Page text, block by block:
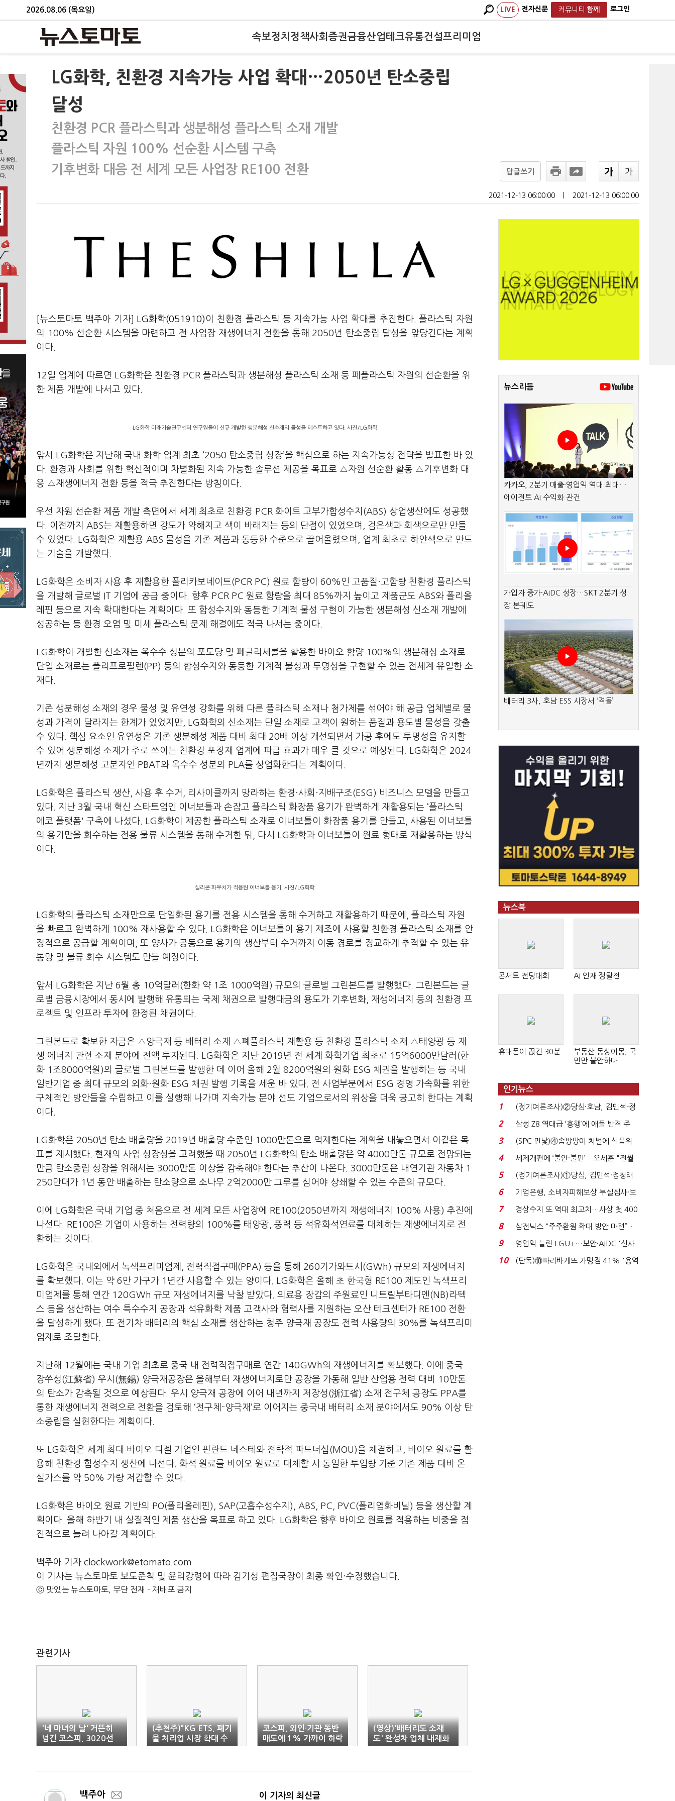
2026.08.06 (목요일) LIVE 전자신문 커뮤니티 함께 로그인
속보정치 정책사회 증권금융산업테크유통건설프리미엄
LG화학, 친환경 지속가능 사업 확대…2050년 탄소중립
달성
친환경 PCR 플라스틱과 생분해성 플라스틱 소재 개발
플라스틱 자원 100% 선순환 시스템 구축
기후변화 대응 전 세계 모든 사업장 RE100 전환
답글쓰기
2021-12-13 06:00:00 2021-12-13 06:00:00
[뉴스토마토 백주아 기자] LG화학(051910)이 친환경 플라스틱 등 지속가능 사업 확대를 추진한다. 플라스틱 자원
의 100% 선순환 시스템을 마련하고 전 사업장 재생에너지 전환을 통해 2050년 탄소중립 달성을 앞당긴다는 계획
이다.
12일 업계에 따르면 LG화학은 친환경 PCR 플라스틱과 생분해성 플라스틱 소재 등 폐플라스틱 자원의 선순환을 위
한 제품 개발에 나서고 있다.
LG화학 미래기술연구센터 연구원들이 신규 개발한 생분해성 신소재의 물성을 테스트하고 있다. 사진/LG화학
앞서 LG화학은 지난해 국내 화학 업계 최초 ‘2050 탄소중립 성장’을 핵심으로 하는 지속가능성 전략을 발표한 바 있
다. 환경과 사회를 위한 혁신적이며 차별화된 지속 가능한 솔루션 제공을 목표로 △자원 선순환 활동 △기후변화 대
응 △재생에너지 전환 등을 적극 추진한다는 방침이다.
우선 자원 선순환 제품 개발 측면에서 세계 최초로 친환경 PCR 화이트 고부가합성수지(ABS) 상업생산에도 성공했
다. 이전까지 ABS는 재활용하면 강도가 약해지고 색이 바래지는 등의 단점이 있었으며, 검은색과 회색으로만 만들
수 있었다. LG화학은 재활용 ABS 물성을 기존 제품과 동등한 수준으로 끌어올렸으며, 업계 최초로 하얀색으로 만드
는 기술을 개발했다.
LG화학은 소비자 사용 후 재활용한 폴리카보네이트(PCR PC) 원료 함량이 60%인 고품질·고함량 친환경 플라스틱
을 개발해 글로벌 IT 기업에 공급 중이다. 향후 PCR PC 원료 함량을 최대 85%까지 높이고 제품군도 ABS와 폴리올
레핀 등으로 지속 확대한다는 계획이다. 또 합성수지와 동등한 기계적 물성 구현이 가능한 생분해성 신소재 개발에
성공하는 등 환경 오염 및 미세 플라스틱 문제 해결에도 적극 나서는 중이다.
LG화학이 개발한 신소재는 옥수수 성분의 포도당 및 폐글리세롤을 활용한 바이오 함량 100%의 생분해성 소재로
단일 소재로는 폴리프로필렌(PP) 등의 합성수지와 동등한 기계적 물성과 투명성을 구현할 수 있는 전세계 유일한 소
재다.
기존 생분해성 소재의 경우 물성 및 유연성 강화를 위해 다른 플라스틱 소재나 첨가제를 섞어야 해 공급 업체별로 물
성과 가격이 달라지는 한계가 있었지만, LG화학의 신소재는 단일 소재로 고객이 원하는 품질과 용도별 물성을 갖출
수 있다. 핵심 요소인 유연성은 기존 생분해성 제품 대비 최대 20배 이상 개선되면서 가공 후에도 투명성을 유지할
수 있어 생분해성 소재가 주로 쓰이는 친환경 포장재 업계에 파급 효과가 매우 클 것으로 예상된다. LG화학은 2024
년까지 생분해성 고분자인 PBAT와 옥수수 성분의 PLA를 상업화한다는 계획이다.
LG화학은 플라스틱 생산, 사용 후 수거, 리사이클까지 망라하는 환경·사회·지배구조(ESG) 비즈니스 모델을 만들고
있다. 지난 3월 국내 혁신 스타트업인 이너보틀과 손잡고 플라스틱 화장품 용기가 완벽하게 재활용되는 ‘플라스틱
에코 플랫폼' 구축에 나섰다. LG화학이 제공한 플라스틱 소재로 이너보틀이 화장품 용기를 만들고, 사용된 이너보틀
의 용기만을 회수하는 전용 물류 시스템을 통해 수거한 뒤, 다시 LG화학과 이너보틀이 원료 형태로 재활용하는 방식
이다.
실리콘 파우치가 적용된 이너보틀 용기. 사진/LG화학
LG화학의 플라스틱 소재만으로 단일화된 용기를 전용 시스템을 통해 수거하고 재활용하기 때문에, 플라스틱 자원
을 빠르고 완벽하게 100% 재사용할 수 있다. LG화학은 이너보틀이 용기 제조에 사용할 친환경 플라스틱 소재를 안
정적으로 공급할 계획이며, 또 양사가 공동으로 용기의 생산부터 수거까지 이동 경로를 정교하게 추적할 수 있는 유
통망 및 물류 회수 시스템도 만들 예정이다.
앞서 LG화학은 지난 6월 총 10억달러(한화 약 1조 1000억원) 규모의 글로벌 그린본드를 발행했다. 그린본드는 글
로벌 금융시장에서 동시에 발행해 유통되는 국제 채권으로 발행대금의 용도가 기후변화, 재생에너지 등의 친환경 프
로젝트 및 인프라 투자에 한정된 채권이다.
그린본드로 확보한 자금은 △양극재 등 배터리 소재 △폐플라스틱 재활용 등 친환경 플라스틱 소재 △태양광 등 재
생 에너지 관련 소재 분야에 전액 투자된다. LG화학은 지난 2019년 전 세계 화학기업 최초로 15억6000만달러(한
화 1조8000억원)의 글로벌 그린본드를 발행한 데 이어 올해 2월 8200억원의 원화 ESG 채권을 발행하는 등 국내
일반기업 중 최대 규모의 외화·원화 ESG 채권 발행 기록을 세운 바 있다. 전 사업부문에서 ESG 경영 가속화를 위한
구체적인 방안들을 수립하고 이를 실행해 나가며 지속가능 분야 선도 기업으로서의 위상을 더욱 공고히 한다는 계획
이다.
LG화학은 2050년 탄소 배출량을 2019년 배출량 수준인 1000만톤으로 억제한다는 계획을 내놓으면서 이같은 목
표를 제시했다. 현재의 사업 성장성을 고려했을 때 2050년 LG화학의 탄소 배출량은 약 4000만톤 규모로 전망되는
만큼 탄소중립 성장을 위해서는 3000만톤 이상을 감축해야 한다는 추산이 나온다. 3000만톤은 내연기관 자동차 1
250만대가 1년 동안 배출하는 탄소량으로 소나무 2억2000만 그루를 심어야 상쇄할 수 있는 수준의 규모다.
이에 LG화학은 국내 기업 중 처음으로 전 세계 모든 사업장에 RE100(2050년까지 재생에너지 100% 사용) 추진에
나선다. RE100은 기업이 사용하는 전력량의 100%를 태양광, 풍력 등 석유화석연료를 대체하는 재생에너지로 전
환하는 것이다.
LG화학은 국내외에서 녹색프리미엄제, 전력직접구매(PPA) 등을 통해 260기가와트시(GWh) 규모의 재생에너지
를 확보했다. 이는 약 6만 가구가 1년간 사용할 수 있는 양이다. LG화학은 올해 초 한국형 RE100 제도인 녹색프리
미엄제를 통해 연간 120GWh 규모 재생에너지를 낙찰 받았다. 의료용 장갑의 주원료인 니트릴부타디엔(NB)라텍
스 등을 생산하는 여수 특수수지 공장과 석유화학 제품 고객사와 협력사를 지원하는 오산 테크센터가 RE100 전환
을 달성하게 됐다. 또 전기차 배터리의 핵심 소재를 생산하는 청주 양극재 공장도 전력 사용량의 30%를 녹색프리미
엄제로 조달한다.
지난해 12월에는 국내 기업 최초로 중국 내 전력직접구매로 연간 140GWh의 재생에너지를 확보했다. 이에 중국
장쑤성(江蘇省) 우시(無錫) 양극재공장은 올해부터 재생에너지로만 공장을 가동해 일반 산업용 전력 대비 10만톤
의 탄소가 감축될 것으로 예상된다. 우시 양극재 공장에 이어 내년까지 저장성(浙江省) 소재 전구체 공장도 PPA를
통한 재생에너지 전력으로 전환을 검토해 ‘전구체-양극재’로 이어지는 중국내 배터리 소재 분야에서도 90% 이상 탄
소중립을 실현한다는 계획이다.
또 LG화학은 세계 최대 바이오 디젤 기업인 핀란드 네스테와 전략적 파트너십(MOU)을 체결하고, 바이오 원료를 활
용해 친환경 합성수지 생산에 나선다. 화석 원료를 바이오 원료로 대체할 시 동일한 투입량 기준 기존 제품 대비 온
실가스를 약 50% 가량 저감할 수 있다.
LG화학은 바이오 원료 기반의 PO(폴리올레핀), SAP(고흡수성수지), ABS, PC, PVC(폴리염화비닐) 등을 생산할 계
획이다. 올해 하반기 내 실질적인 제품 생산을 목표로 하고 있다. LG화학은 향후 바이오 원료를 적용하는 비중을 점
진적으로 늘려 나아갈 계획이다.
백주아 기자 clockwork@etomato.com
이 기사는 뉴스토마토 보도준칙 및 윤리강령에 따라 김기성 편집국장이 최종 확인·수정했습니다.
ⓒ 맛있는 뉴스토마토, 무단 전재 - 재배포 금지
관련기사
'네 마녀의 날' 거뜬히
넘긴 코스피, 3020선
회복
(추천주)"KG ETS, 폐기
물 처리업 시장 확대 수
혜"
코스피, 외인·기관 동반
매도에 1% 가까이 하락
출발…3000선
(영상)'배터리도 소재
도' 완성차 업체 내재화
속도낸다
백주아 이 기자의 최신글
뉴스리듬
카카오, 2분기 매출·영업익 역대 최대…
에이전트 AI 수익화 관건
가입자 증가·AIDC 성장…SKT 2분기 성
장 본궤도
배터리 3사, 호남 ESS 시장서 ‘격돌’
뉴스북
콘서트 전당대회 AI 인재 쟁탈전
휴대폰이 끊긴 30분
부동산 동상이몽, 국
민만 불안하다
인기뉴스
1
(정기여론조사)②당심·호남, 김민석-정
청래 '초접전'...
2
삼성 Z8 역대급 ‘흥행’에 애플 반격 주
목…9월 ‘폴...
3
(SPC 민낯)④솜방망이 처벌에 식품위
생법 위반 반복...
4
세제개편에 ‘불안·불만’…오세훈 "전월
세 구하기 더 ...
5
(정기여론조사)①당심, 김민석·정청래
'초접전'…대통령 ...
6
기업은행, 소비자피해보상 부실심사·보
이스피싱 공시 ...
7
경상수지 또 역대 최고치…사상 첫 400
억달러에 '3% 성...
8
삼전닉스 “주주환원 확대 방안 마련”…
로이터에 성명...
9
영업익 늘린 LGU+…보안·AIDC '신사
업 드라이브'...
10
(단독)⑩파리바게뜨 가맹점 41% '용역